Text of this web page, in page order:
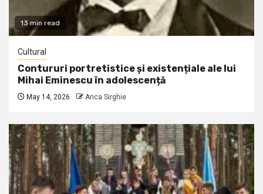
13 min read
Cultural
Contururi portretistice și existențiale ale lui
Mihai Eminescu în adolescență
May 14, 2026 Anca Sirghie